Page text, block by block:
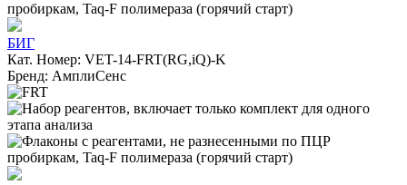
БИГ
Кат. Номер: VET-14-FRT(RG,iQ)-K
Бренд: АмплиСенс